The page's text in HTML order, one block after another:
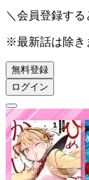
＼会員登録す
※最新話は除き
無料登録
ログイン